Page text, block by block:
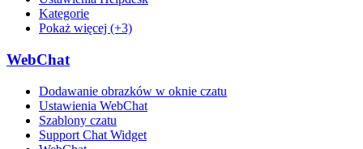
Kategorie
Pokaż więcej (+3)
WebChat
Dodawanie obrazków w oknie czatu
Ustawienia WebChat
Szablony czatu
Support Chat Widget